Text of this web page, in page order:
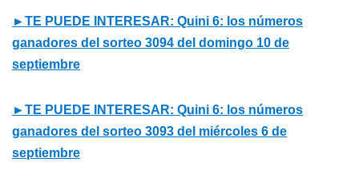
►TE PUEDE INTERESAR: Quini 6: los números
ganadores del sorteo 3094 del domingo 10 de
septiembre
►TE PUEDE INTERESAR: Quini 6: los números
ganadores del sorteo 3093 del miércoles 6 de
septiembre